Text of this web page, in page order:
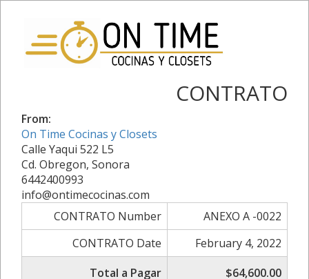
CONTRATO
From:
On Time Cocinas y Closets
Calle Yaqui 522 L5
Cd. Obregon, Sonora
6442400993
info@ontimecocinas.com
CONTRATO Number
ANEXO A -0022
CONTRATO Date
February 4, 2022
Total a Pagar
$64,600.00